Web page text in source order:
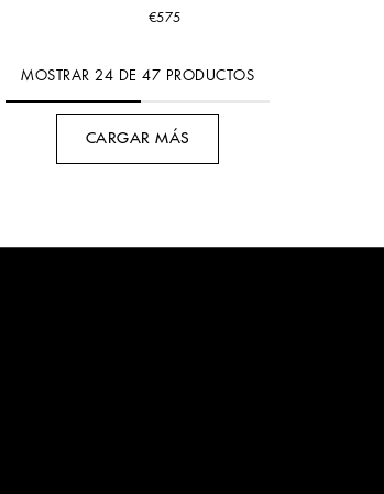
€575
MOSTRAR 24 DE 47 PRODUCTOS
CARGAR MÁS